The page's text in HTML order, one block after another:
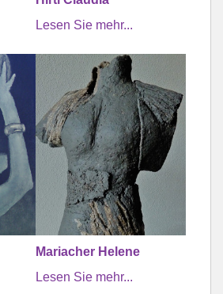
Lesen Sie mehr...
Mariacher Helene
Lesen Sie mehr...